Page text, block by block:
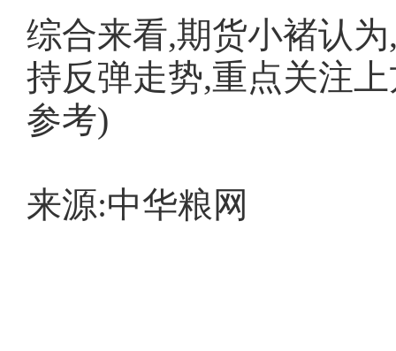
综合来看,期货小褚认
持反弹走势,重点关注
参考)
来源:中华粮网